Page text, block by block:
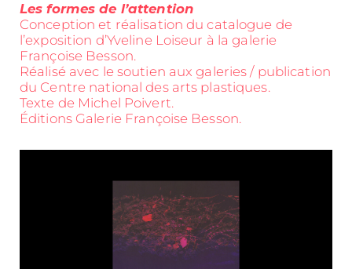
Les formes de l’attention
Conception et réalisation du catalogue de
l’exposition d’Yveline Loiseur à la galerie
Françoise Besson.
Réalisé avec le soutien aux galeries / publication
du Centre national des arts plastiques.
Texte de Michel Poivert.
Éditions Galerie Françoise Besson.